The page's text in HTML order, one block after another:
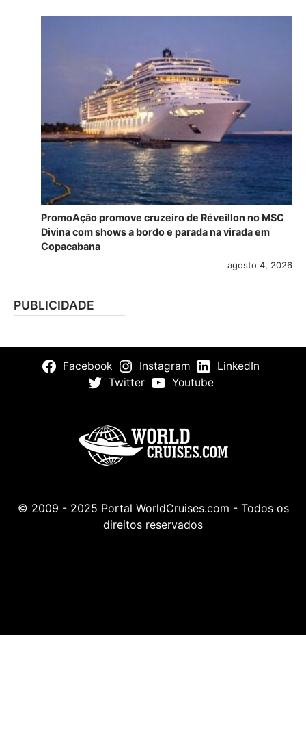
PromoAção promove cruzeiro de Réveillon no MSC
Divina com shows a bordo e parada na virada em
Copacabana
agosto 4, 2026
PUBLICIDADE
Facebook Instagram
LinkedIn
Twitter
Youtube
© 2009 - 2025 Portal WorldCruises.com - Todos os
direitos reservados